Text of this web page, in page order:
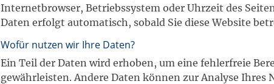
Internetbrowser, Betriebssystem oder Uhrzeit des
Daten erfolgt automatisch, sobald Sie diese Website
Wofür nutzen wir Ihre Daten?
Ein Teil der Daten wird erhoben, um eine fehlerfreie
gewährleisten. Andere Daten können zur Analyse Ihres